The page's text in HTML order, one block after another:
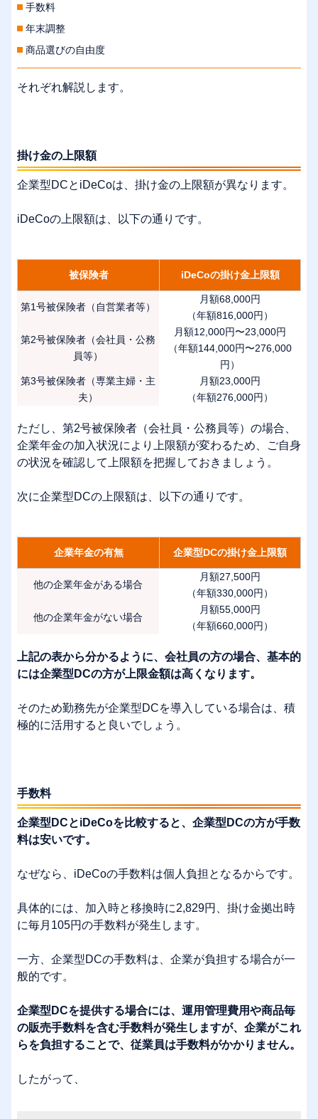
手数料
年末調整
商品選びの自由度
それぞれ解説します。
掛け金の上限額
企業型DCとiDeCoは、掛け金の上限額が異なります。
iDeCoの上限額は、以下の通りです。
被保険者 iDeCoの掛け金上限額
第1号被保険者（自営業者等）
月額68,000円
（年額816,000円）
第2号被保険者（会社員・公務
員等）
月額12,000円〜23,000円
（年額144,000円〜276,000
円）
第3号被保険者（専業主婦・主
夫）
月額23,000円
（年額276,000円）
ただし、第2号被保険者（会社員・公務員等）の場合、
企業年金の加入状況により上限額が変わるため、ご自身
の状況を確認して上限額を把握しておきましょう。
次に企業型DCの上限額は、以下の通りです。
企業年金の有無 企業型DCの掛け金上限額
他の企業年金がある場合
月額27,500円
（年額330,000円）
他の企業年金がない場合
月額55,000円
（年額660,000円）
上記の表から分かるように、会社員の方の場合、基本的
には企業型DCの方が上限金額は高くなります。
そのため勤務先が企業型DCを導入している場合は、積
極的に活用すると良いでしょう。
手数料
企業型DCとiDeCoを比較すると、企業型DCの方が手数
料は安いです。
なぜなら、iDeCoの手数料は個人負担となるからです。
具体的には、加入時と移換時に2,829円、掛け金拠出時
に毎月105円の手数料が発生します。
一方、企業型DCの手数料は、企業が負担する場合が一
般的です。
企業型DCを提供する場合には、運用管理費用や商品毎
の販売手数料を含む手数料が発生しますが、企業がこれ
らを負担することで、従業員は手数料がかかりません。
したがって、